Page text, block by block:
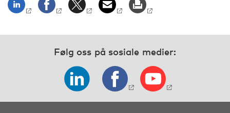
Følg oss på sosiale medier: